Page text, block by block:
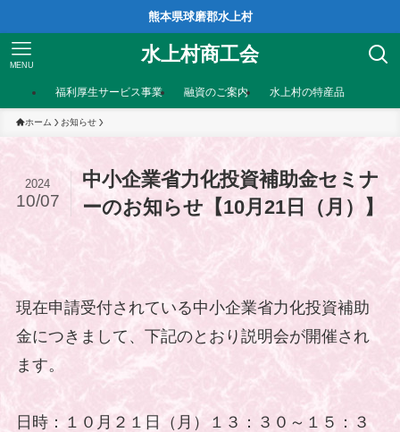
熊本県球磨郡水上村
水上村商工会
MENU
福利厚生サービス事業 融資のご案内 水上村の特産品
ホーム お知らせ
中小企業省力化投資補助金セミナ
ーのお知らせ【10月21日（月）】
2024
10/07
現在申請受付されている中小企業省力化投資補助
金につきまして、下記のとおり説明会が開催され
ます。
日時：１０月２１日（月）１３：３０～１５：３